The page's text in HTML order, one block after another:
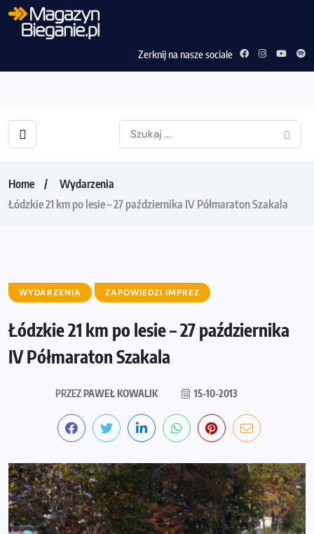
Zerknij na nasze sociale
Home
Wydarzenia
Łódzkie 21 km po lesie – 27 października IV Półmaraton Szakala
WYDARZENIA ZAPOWIEDZI IMPREZ
Łódzkie 21 km po lesie – 27 października
IV Półmaraton Szakala
PRZEZPAWEŁ KOWALIK 15-10-2013